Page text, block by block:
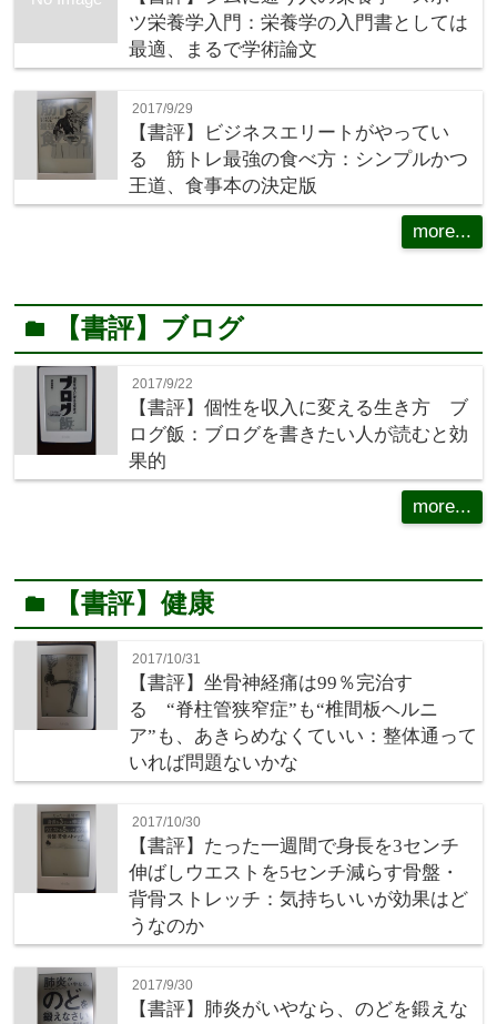
ツ栄養学入門：栄養学の入門書としては
最適、まるで学術論文
2017/9/29
【書評】ビジネスエリートがやってい
る 筋トレ最強の食べ方：シンプルかつ
王道、食事本の決定版
more...
folder 【書評】ブログ
2017/9/22
【書評】個性を収入に変える生き方 ブ
ログ飯：ブログを書きたい人が読むと効
果的
more...
folder 【書評】健康
2017/10/31
【書評】坐骨神経痛は99％完治す
る “脊柱管狭窄症”も“椎間板ヘルニ
ア”も、あきらめなくていい：整体通って
いれば問題ないかな
2017/10/30
【書評】たった一週間で身長を3センチ
伸ばしウエストを5センチ減らす骨盤・
背骨ストレッチ：気持ちいいが効果はど
うなのか
2017/9/30
【書評】肺炎がいやなら、のどを鍛えな